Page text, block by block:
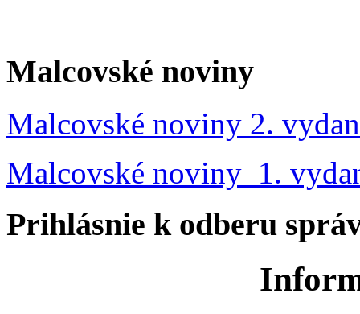
Malcovské noviny
Malcovské noviny 2.
Malcovské noviny 1.
Prihlásnie k odberu